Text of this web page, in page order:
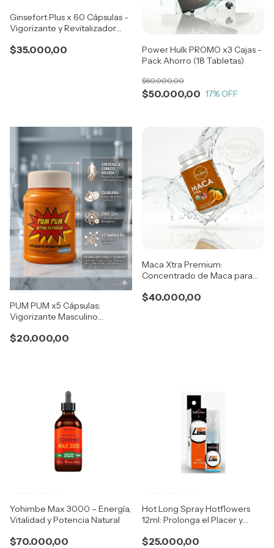
Ginsefort Plus x 60 Cápsulas -
Vigorizante y Revitalizador
$35.000,00
Power Hulk PROMO x3 Cajas -
Pack Ahorro (18 Tabletas)
$50.000,00
$60.000,00
17% OFF
PUM PUM x5 Cápsulas:
Vigorizante Masculino
$20.000,00
Maca Xtra Premium:
Concentrado de Maca para
Organics
$40.000,00
Yohimbe Max 3000 – Energía,
Vitalidad y Potencia Natural
$70.000,00
Hot Long Spray Hotflowers
12ml: Prolonga el Placer y
$25.000,00